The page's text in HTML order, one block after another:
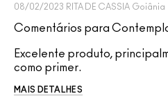
08/02/2023 RITA DE CASSIA Goiânia
Comentários para
Excelente produto,
como primer.
MAIS DETALHES